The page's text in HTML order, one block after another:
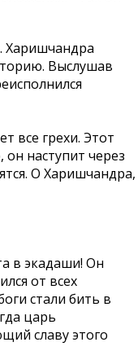
Харишчандра
Выслушав
все грехи. Этот
наступит через
О Харишчандра,
в экадаши! Он
от всех
стали бить в
царь
славу этого